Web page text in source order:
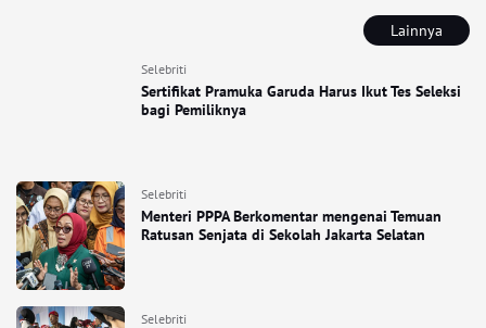
Lainnya
Selebriti
Sertifikat Pramuka Garuda Harus Ikut Tes Seleksi
bagi Pemiliknya
Selebriti
Menteri PPPA Berkomentar mengenai Temuan
Ratusan Senjata di Sekolah Jakarta Selatan
Selebriti